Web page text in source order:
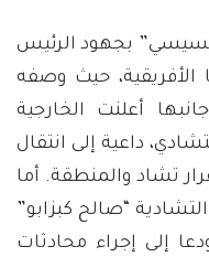
بجهود الرئيس
حيث وصفه
أعلنت الخارجية
داعية إلى انتقال
تشاد والمنطقة. أما
“صالح كبزابو”
إلى إجراء محادثات